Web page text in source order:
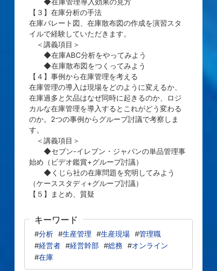
【３】在庫分析の手法
在庫パレート図、在庫散布図の作成を演習スタ
イルで経験していただきます。
＜講義項目＞
◆在庫ABC分析をやってみよう
◆在庫散布図をつくってみよう
【４】事例から在庫管理を考える
在庫管理の導入は現場をどのように変えるか、
在庫過多と欠品はなぜ同時に起きるのか、ロジ
カルな在庫管理を導入するとこれがどう変わる
のか。2つの事例からグループ討議で考察しま
す。
＜講義項目＞
◆セブン-イレブン・ジャパンの単品管理事
始め（ビデオ鑑賞+グループ討議）
◆くじら社の在庫問題を究明してみよう
（ケーススタディ+グループ討議）
【５】まとめ、質疑
キーワード
#分析 #生産管理 #生産現場 #管理職
#経営者 #経営幹部 #総務 #オンライン
#在庫